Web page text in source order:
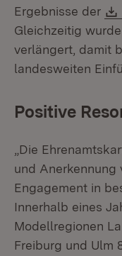
Ergebnisse der
Gleichzeitig
verlängert, damit
landesweiten
Positive
„Die
und Anerkennung
Engagement in
Innerhalb eines
Modellregionen
Freiburg und Ulm